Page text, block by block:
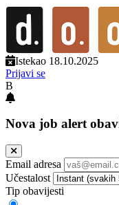
Istekao 18.10.2025
Prijavi se
B
Nova job alert
Email adresa
Učestalost
Tip obavijesti